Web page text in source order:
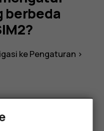
berbeda
kePengaturan >